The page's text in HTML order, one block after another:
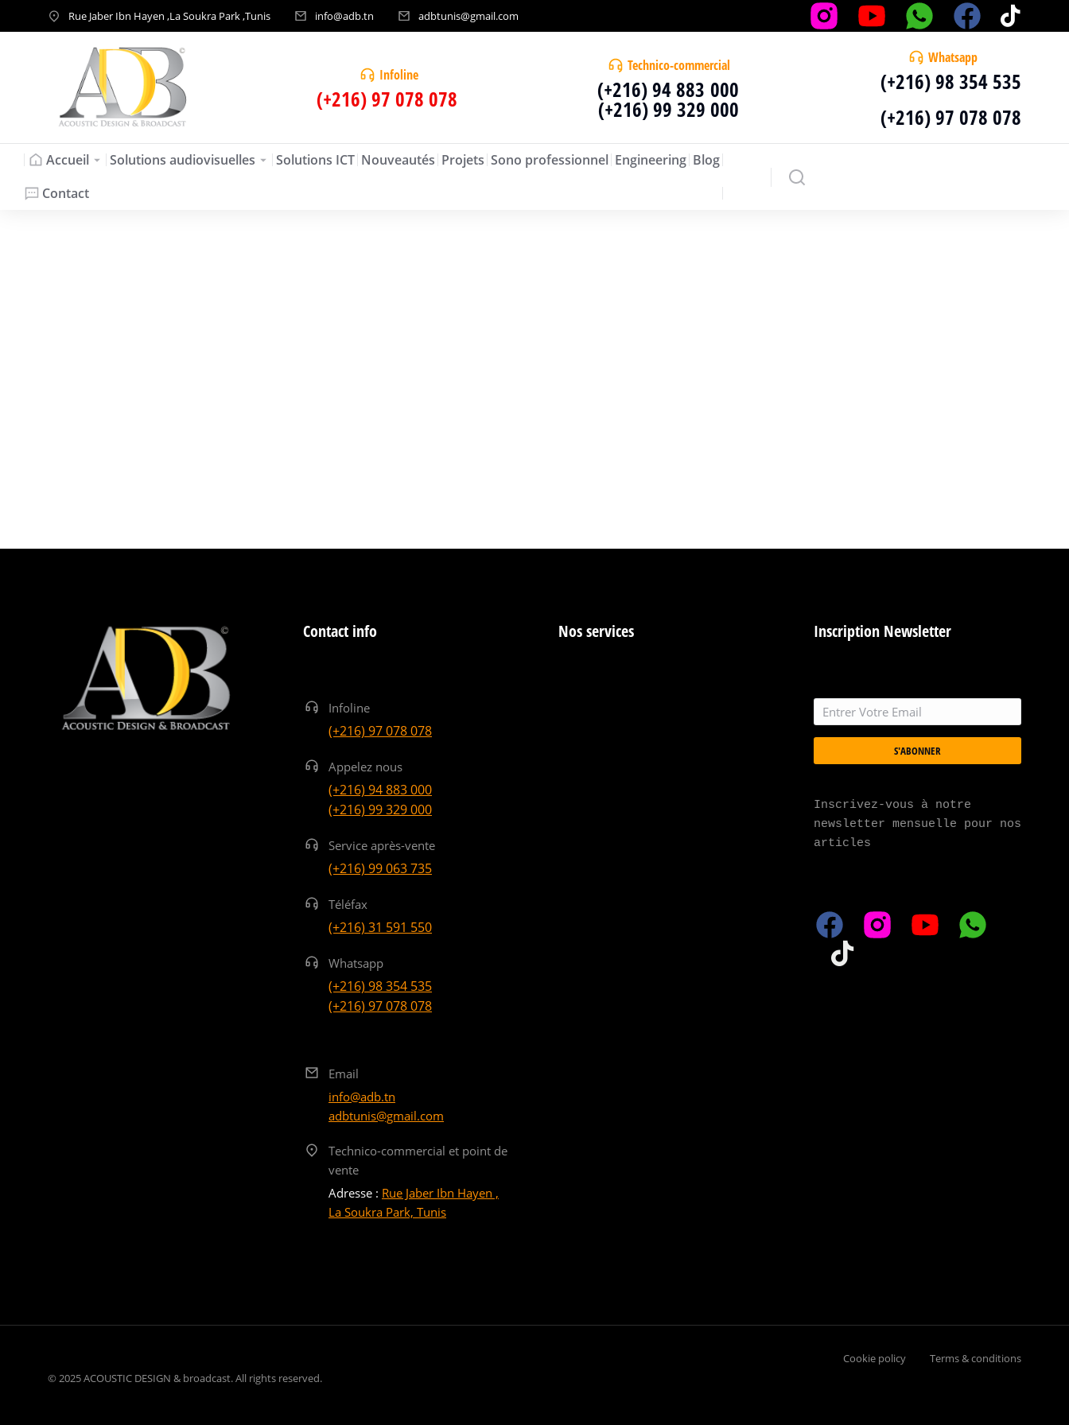
Rue Jaber Ibn Hayen ,La Soukra Park ,Tunis info@adb.tn adbtunis@gmail.com
Infoline
(+216) 97 078 078
Technico-commercial
(+216) 94 883 000
(+216) 99 329 000
Whatsapp
(+216) 98 354 535
(+216) 97 078 078
Accueil Solutions audiovisuelles Solutions ICT Nouveautés Projets Sono professionnel Engineering Blog
Contact
Contact info
Infoline
(+216) 97 078 078
Appelez nous
(+216) 94 883 000
(+216) 99 329 000
Service après-vente
(+216) 99 063 735
Téléfax
(+216) 31 591 550
Whatsapp
(+216) 98 354 535
(+216) 97 078 078
Email
info@adb.tn
adbtunis@gmail.com
Technico-commercial et point de
vente
Adresse : Rue Jaber Ibn Hayen ,
La Soukra Park, Tunis
Nos services Inscription Newsletter
S'ABONNER
Inscrivez-vous à notre
newsletter mensuelle pour nos
articles
© 2025 ACOUSTIC DESIGN & broadcast. All rights reserved.
Cookie policy Terms & conditions